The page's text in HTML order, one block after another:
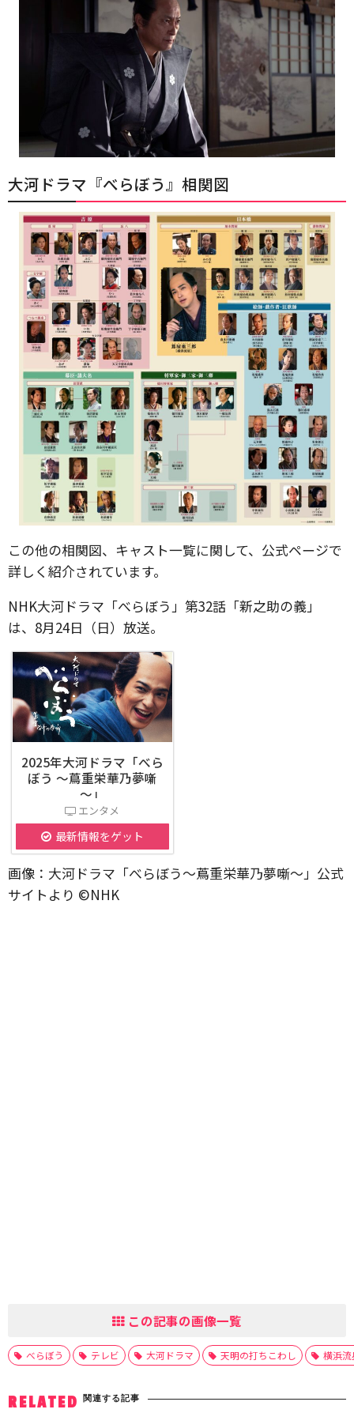
大河ドラマ『べらぼう』相関図
この他の相関図、キャスト一覧に関して、公式ページで
詳しく紹介されています。
NHK大河ドラマ「べらぼう」第32話「新之助の義」
は、8月24日（日）放送。
2025年大河ドラマ「べら
ぼう ～蔦重栄華乃夢噺
～」
エンタメ
最新情報をゲット
画像：大河ドラマ「べらぼう～蔦重栄華乃夢噺～」公式
サイトより ©️NHK
この記事の画像一覧
べらぼう テレビ 大河ドラマ 天明の打ちこわし 横浜流
RELATED 関連する記事